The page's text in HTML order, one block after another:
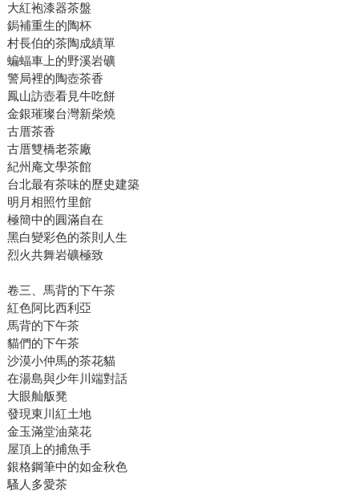
大紅袍漆器茶盤
鋦補重生的陶杯
村長伯的茶陶成績單
蝙蝠車上的野溪岩礦
警局裡的陶壺茶香
鳳山訪壺看見牛吃餅
金銀璀璨台灣新柴燒
古厝茶香
古厝雙橋老茶廠
紀州庵文學茶館
台北最有茶味的歷史建築
明月相照竹里館
極簡中的圓滿自在
黑白變彩色的茶則人生
烈火共舞岩礦極致
卷三、馬背的下午茶
紅色阿比西利亞
馬背的下午茶
貓們的下午茶
沙漠小仲馬的茶花貓
在湯島與少年川端對話
大眼舢舨凳
發現東川紅土地
金玉滿堂油菜花
屋頂上的捕魚手
銀格鋼筆中的如金秋色
騷人多愛茶